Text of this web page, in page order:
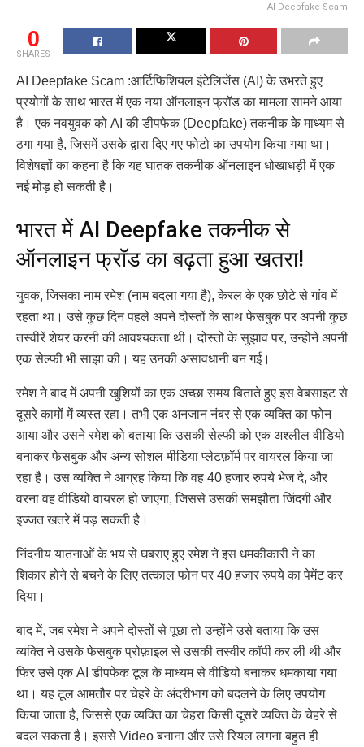
AI Deepfake Scam
0
SHARES
AI Deepfake Scam :आर्टिफिशियल इंटेलिजेंस (AI) के उभरते हुए
प्रयोगों के साथ भारत में एक नया ऑनलाइन फ्रॉड का मामला सामने आया
है। एक नवयुवक को AI की डीपफेक (Deepfake) तकनीक के माध्यम से
ठगा गया है, जिसमें उसके द्वारा दिए गए फोटो का उपयोग किया गया था।
विशेषज्ञों का कहना है कि यह घातक तकनीक ऑनलाइन धोखाधड़ी में एक
नई मोड़ हो सकती है।
भारत में AI Deepfake तकनीक से
ऑनलाइन फ्रॉड का बढ़ता हुआ खतरा!
युवक, जिसका नाम रमेश (नाम बदला गया है), केरल के एक छोटे से गांव में
रहता था। उसे कुछ दिन पहले अपने दोस्तों के साथ फेसबुक पर अपनी कुछ
तस्वीरें शेयर करनी की आवश्यकता थी। दोस्तों के सुझाव पर, उन्होंने अपनी
एक सेल्फी भी साझा की। यह उनकी असावधानी बन गई।
रमेश ने बाद में अपनी खुशियों का एक अच्छा समय बिताते हुए इस वेबसाइट से
दूसरे कामों में व्यस्त रहा। तभी एक अनजान नंबर से एक व्यक्ति का फोन
आया और उसने रमेश को बताया कि उसकी सेल्फी को एक अश्लील वीडियो
बनाकर फेसबुक और अन्य सोशल मीडिया प्लेटफ़ॉर्म पर वायरल किया जा
रहा है। उस व्यक्ति ने आग्रह किया कि वह 40 हजार रुपये भेज दे, और
वरना वह वीडियो वायरल हो जाएगा, जिससे उसकी समझौता जिंदगी और
इज्जत खतरे में पड़ सकती है।
निंदनीय यातनाओं के भय से घबराए हुए रमेश ने इस धमकीकारी ने का
शिकार होने से बचने के लिए तत्काल फोन पर 40 हजार रुपये का पेमेंट कर
दिया।
बाद में, जब रमेश ने अपने दोस्तों से पूछा तो उन्होंने उसे बताया कि उस
व्यक्ति ने उसके फेसबुक प्रोफ़ाइल से उसकी तस्वीर कॉपी कर ली थी और
फिर उसे एक AI डीपफेक टूल के माध्यम से वीडियो बनाकर धमकाया गया
था। यह टूल आमतौर पर चेहरे के अंदरीभाग को बदलने के लिए उपयोग
किया जाता है, जिससे एक व्यक्ति का चेहरा किसी दूसरे व्यक्ति के चेहरे से
बदल सकता है। इससे Video बनाना और उसे रियल लगना बहुत ही